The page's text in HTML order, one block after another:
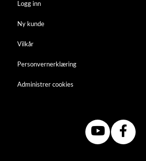
Logg inn
Ny kunde
Vilkår
Personvernerklæring
Administrer cookies